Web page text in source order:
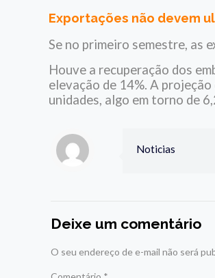
Exportações não devem
Se no primeiro semestre, as
Houve a recuperação dos
elevação de 14%. A
unidades, algo em torno de
Noticias
Deixe um comentário
O seu endereço de e-mail não será